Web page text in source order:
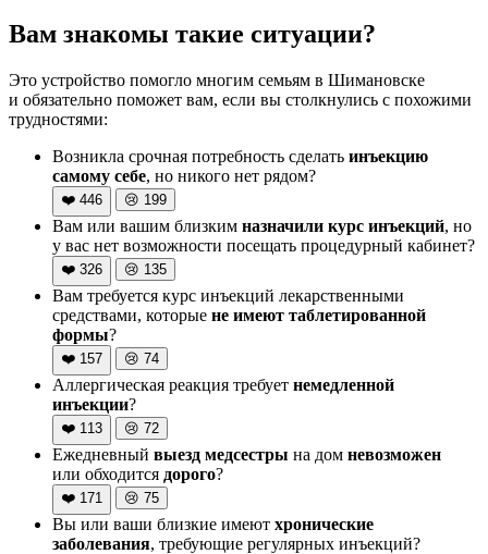
Вам знакомы такие ситуации?
Это устройство помогло многим семьям в Шимановске
и обязательно поможет вам, если вы столкнулись с похожими
трудностями:
Возникла срочная потребность сделать инъекцию
самому себе, но никого нет рядом?
❤️ 446 😢 199
Вам или вашим близким назначили курс инъекций, но
у вас нет возможности посещать процедурный кабинет?
❤️ 326 😢 135
Вам требуется курс инъекций лекарственными
средствами, которые не имеют таблетированной
формы?
❤️ 157 😢 74
Аллергическая реакция требует немедленной
инъекции?
❤️ 113 😢 72
Ежедневный выезд медсестры на дом невозможен
или обходится дорого?
❤️ 171 😢 75
Вы или ваши близкие имеют хронические
заболевания, требующие регулярных инъекций?